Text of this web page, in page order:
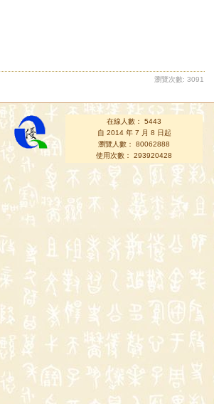
瀏覽次數: 3091
在線人數： 5443
自 2014 年 7 月 8 日起
瀏覽人數： 80062888
使用次數： 293920428